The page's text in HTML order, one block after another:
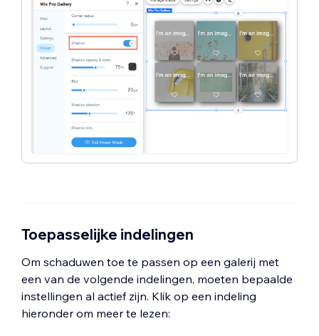
Toepasselijke indelingen
Om schaduwen toe te passen op een galerij met
een van de volgende indelingen, moeten bepaalde
instellingen al actief zijn. Klik op een indeling
hieronder om meer te lezen: